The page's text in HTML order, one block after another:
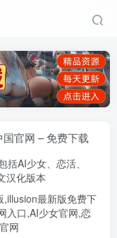
官网 – 免费下载
括AI少女、 恋活、
汉化版本
,illusion最新版免费下
入口,AI少女官网,恋
网